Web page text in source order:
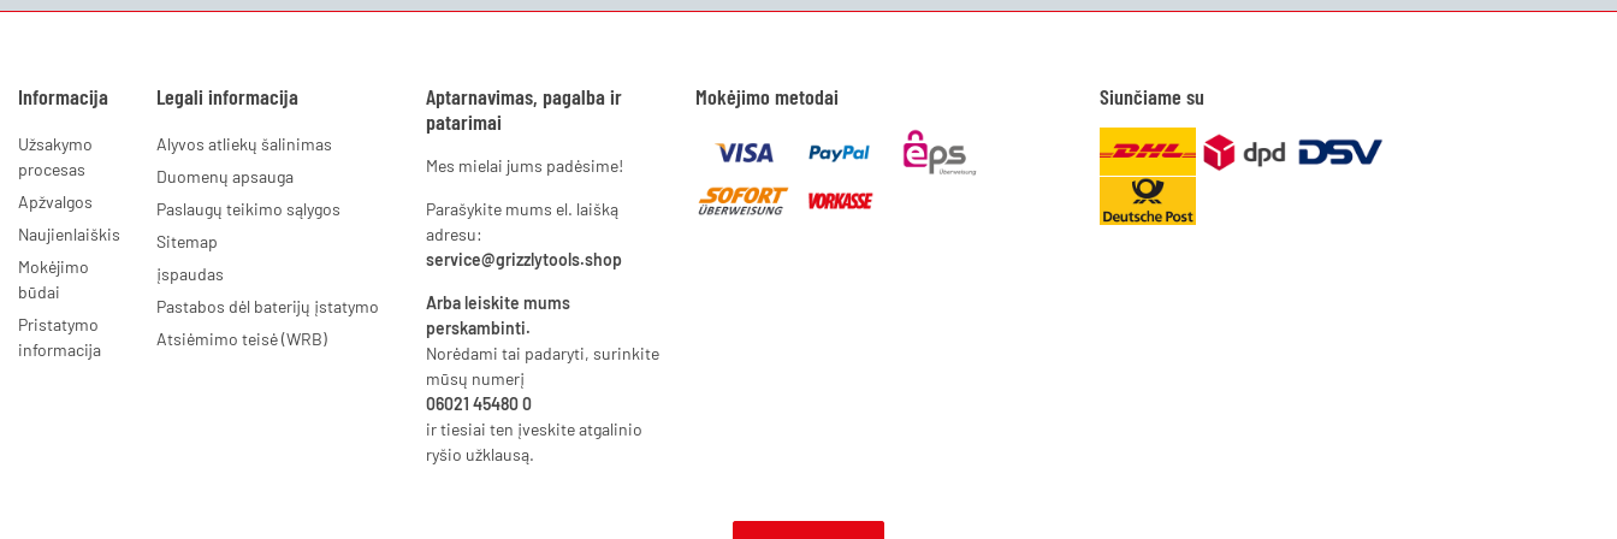
Informacija
Užsakymo
procesas
Apžvalgos
Naujienlaiškis
Mokėjimo
būdai
Pristatymo
informacija
Legali informacija
Alyvos atliekų šalinimas
Duomenų apsauga
Paslaugų teikimo sąlygos
Sitemap
įspaudas
Pastabos dėl baterijų įstatymo
Atsiėmimo teisė (WRB)
Aptarnavimas, pagalba ir
patarimai
Mes mielai jums padėsime!
Parašykite mums el. laišką
adresu:
service@grizzlytools.shop
Arba leiskite mums
perskambinti.
Norėdami tai padaryti, surinkite
mūsų numerį
06021 45480 0
ir tiesiai ten įveskite atgalinio
ryšio užklausą.
Mokėjimo metodai Siunčiame su